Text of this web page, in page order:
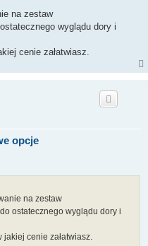
na zestaw
wyglądu dory i
cenie załatwiasz.
opcje
na zestaw
ostatecznego wyglądu dory i
cenie załatwiasz.